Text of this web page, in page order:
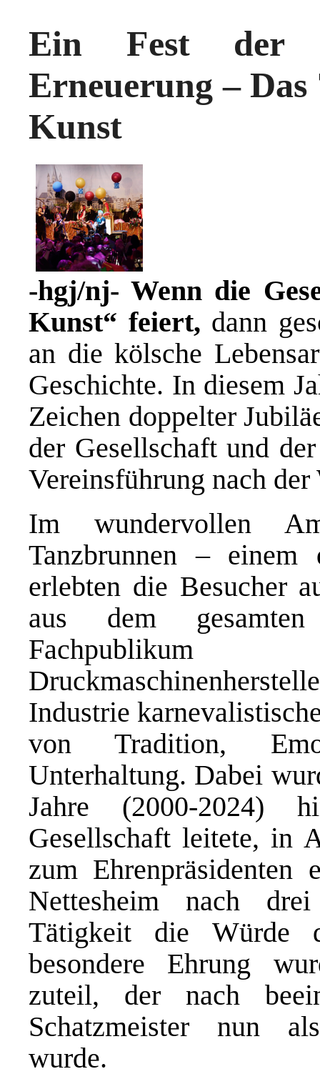
Ein Fest der
Erneuerung – Das
Kunst
-hgj/nj- Wenn die
Kunst“ feiert, dann
an die kölsche
Geschichte. In diesem
Zeichen doppelter
der Gesellschaft und
Vereinsführung nach
Im wundervollen
Tanzbrunnen –
erlebten die Besucher
aus dem gesamten
Fachpublikum
Industrie
von Tradition,
Unterhaltung. Dabei
Jahre (2000-2024)
Gesellschaft leitete, in
zum Ehrenpräsidenten
Nettesheim nach drei
Tätigkeit die Würde
besondere Ehrung
zuteil, der nach
Schatzmeister nun
wurde.